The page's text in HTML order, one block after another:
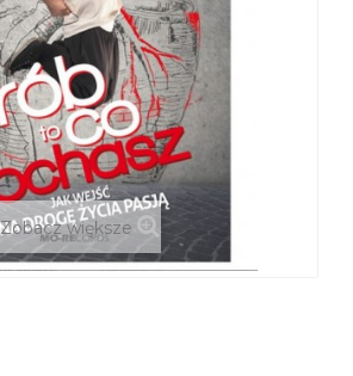
Zobacz większe